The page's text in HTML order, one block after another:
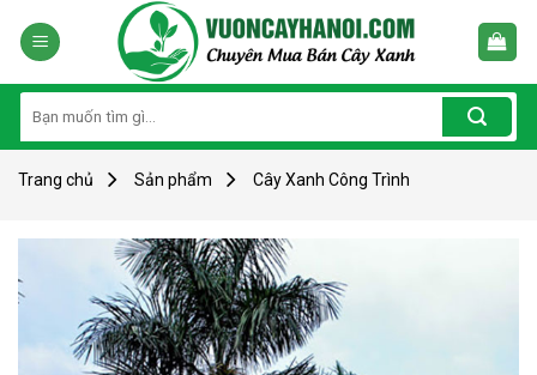
kiếm:
Trang chủ Sản phẩm Cây Xanh Công Trình